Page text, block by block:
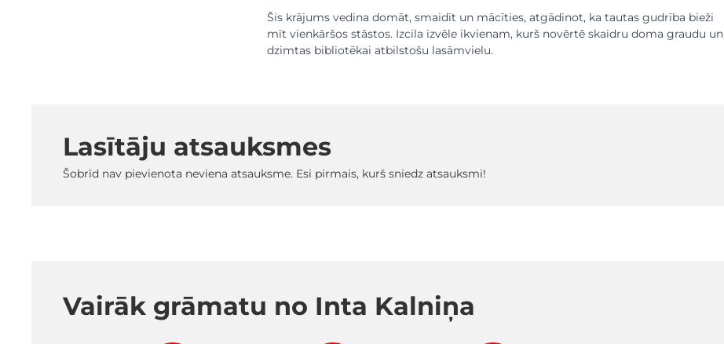
Šis krājums vedina domāt, smaidīt un mācīties, atgādinot, ka tautas gudrība bieži
mīt vienkāršos stāstos. Izcila izvēle ikvienam, kurš novērtē skaidru doma graudu un
dzimtas bibliotēkai atbilstošu lasāmvielu.
Lasītāju atsauksmes
Šobrīd nav pievienota neviena atsauksme. Esi pirmais, kurš sniedz atsauksmi!
Vairāk grāmatu no Inta Kalniņa